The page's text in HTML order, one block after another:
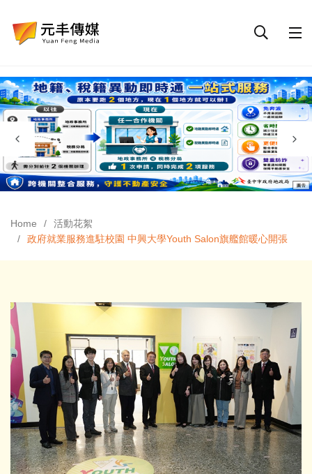
Home
活動花絮
政府就業服務進駐校園 中興大學Youth Salon旗艦館暖心開張